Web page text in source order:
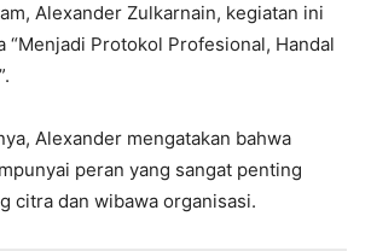
Alexander Zulkarnain, kegiatan ini
“Menjadi Protokol Profesional, Handal
Alexander mengatakan bahwa
peran yang sangat penting
citra dan wibawa organisasi.